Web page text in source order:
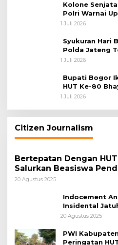
Kolone
Polri Warnai
ke-80
1 Juli 2026
Syukuran Hari
Polda Jateng
Pengabdian
1 Juli 2026
Bupati Bogor
HUT Ke-80
dan Pemkab
1 Juli 2026
Citizen Journalism
Bertepatan Dengan HUT
Salurkan Beasiswa
Pelajar
20 Agustus 2025
Indocement
Insidental
Citeureup
20 Agustus 2025
PWI
Peringatan